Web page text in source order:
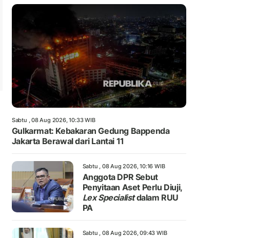
Sabtu , 08 Aug 2026, 10:33 WIB
Gulkarmat: Kebakaran Gedung Bappenda
Jakarta Berawal dari Lantai 11
Sabtu , 08 Aug 2026, 10:16 WIB
Anggota DPR Sebut
Penyitaan Aset Perlu Diuji,
Lex Specialistdalam RUU
PA
Sabtu , 08 Aug 2026, 09:43 WIB